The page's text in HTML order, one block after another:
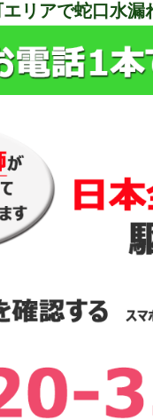
リアで蛇口水漏